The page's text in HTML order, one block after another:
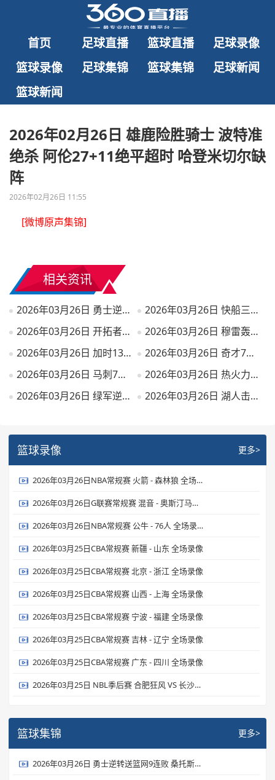
首页 足球直播 篮球直播
足球录像
篮球录像
足球集锦 篮球集锦
足球新闻
篮球新闻
2026年02月26日 雄鹿险胜骑士 波特准
绝杀 阿伦27+11绝平超时 哈登米切尔缺
阵
2026年02月26日 11:55
[微博原声集锦]
相关资讯
2026年03月26日 勇士逆转送篮网9连败 桑托斯新高31分 波杰姆22+6 扎威19+6
2026年03月26日 快船三人20+轻取猛龙迎3连胜 伦纳德27+6 加兰24+6 莺哥18+6
2026年03月26日 开拓者7人上双大胜雄鹿 亨德森23分 罗林斯生涯新高36分
2026年03月26日 穆雷轰53分 约基奇23+21+19 掘金力克独行侠 弗拉格26+7+7
2026年03月26日 加时13-0反被15-0！火箭惜败森林狼 杜兰特22中9&丢绝平罚球
2026年03月26日 奇才7人上双大胜残阵爵士结束16连败 里斯26+17 贝利19投15分
2026年03月26日 马刺7人上双大胜灰熊 文班亚马19+15+3断7帽 卡斯尔15+9
2026年03月26日 热火力克骑士结束5连败！热巴17+10+7 多诺万·米切尔28+6
2026年03月26日 绿军逆转终结雷霆12连胜 SGA连续133场20+ 杰伦·布朗31+8+8
2026年03月26日 湖人击败步行者 东契奇43+6+7 詹姆斯23+9+9 海斯21+10
篮球录像 更多>
2026年03月26日NBA常规赛 火箭 - 森林狼 全场录像
2026年03月26日G联赛常规赛 混音 - 奥斯汀马刺 全场录像
2026年03月26日NBA常规赛 公牛 - 76人 全场录像
2026年03月25日CBA常规赛 新疆 - 山东 全场录像
2026年03月25日CBA常规赛 北京 - 浙江 全场录像
2026年03月25日CBA常规赛 山西 - 上海 全场录像
2026年03月25日CBA常规赛 宁波 - 福建 全场录像
2026年03月25日CBA常规赛 吉林 - 辽宁 全场录像
2026年03月25日CBA常规赛 广东 - 四川 全场录像
2026年03月25日 NBL季后赛 合肥狂风 VS 长沙勇胜 全场录像
篮球集锦 更多>
2026年03月26日 勇士逆转送篮网9连败 桑托斯新高31分 波杰姆22+6 扎威19+6